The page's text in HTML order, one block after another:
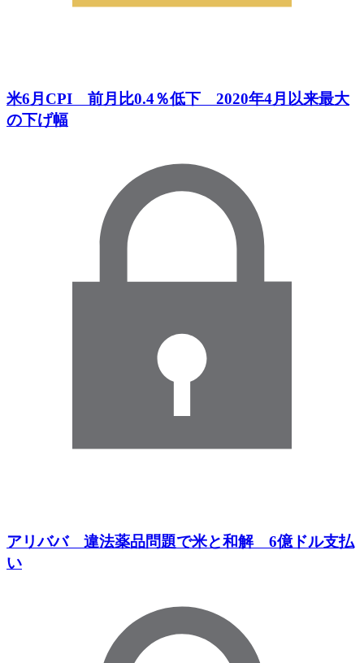
米6月CPI 前月比0.4％低下 2020年4月以来最大
の下げ幅
アリババ 違法薬品問題で米と和解 6億ドル支払
い